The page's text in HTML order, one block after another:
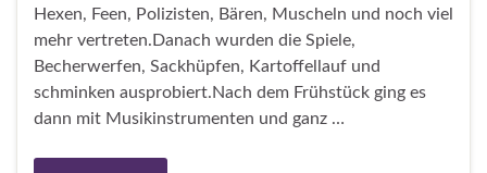
Hexen, Feen, Polizisten, Bären, Muscheln und noch viel
mehr vertreten.Danach wurden die Spiele,
Becherwerfen, Sackhüpfen, Kartoffellauf und
schminken ausprobiert.Nach dem Frühstück ging es
dann mit Musikinstrumenten und ganz …